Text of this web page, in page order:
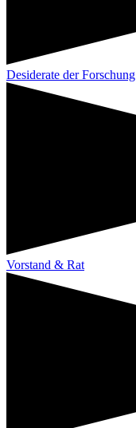
Desiderate der Forschung
Vorstand & Rat